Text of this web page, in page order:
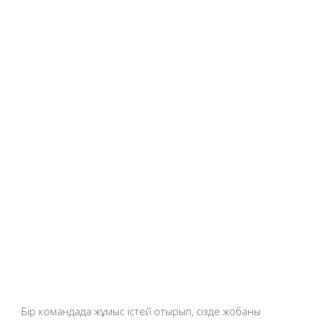
Бір командада жұмыс істей отырып, сізде жобаны